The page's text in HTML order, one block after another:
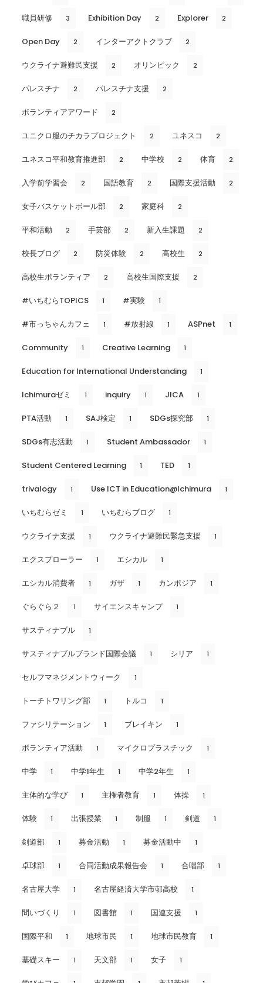
職員研修 3 Exhibition Day 2 Explorer 2
Open Day 2 インターアクトクラブ 2
ウクライナ避難民支援 2 オリンピック 2
パレスチナ 2 パレスチナ支援 2
ボランティアアワード 2
ユニクロ服のチカラプロジェクト 2 ユネスコ 2
ユネスコ平和教育推進部 2 中学校 2 体育 2
入学前学習会 2 国語教育 2 国際支援活動 2
女子バスケットボール部 2 家庭科 2
平和活動 2 手芸部 2 新入生課題 2
校長ブログ 2 防災体験 2 高校生 2
高校生ボランティア 2 高校生国際支援 2
#いちむらTOPICS 1 #実験 1
#市っちゃんカフェ 1 #放射線 1 ASPnet 1
Community 1 Creative Learning 1
Education for International Understanding 1
Ichimuraゼミ 1 inquiry 1 JICA 1
PTA活動 1 SAJ検定 1 SDGs探究部 1
SDGs有志活動 1 Student Ambassador 1
Student Centered Learning 1 TED 1
trivalogy 1 Use ICT in Education@Ichimura 1
いちむらゼミ 1 いちむらブログ 1
ウクライナ支援 1 ウクライナ避難民緊急支援 1
エクスプローラー 1 エシカル 1
エシカル消費者 1 ガザ 1 カンボジア 1
ぐらぐら２ 1 サイエンスキャンプ 1
サスティナブル 1
サスティナブルブランド国際会議 1 シリア 1
セルフマネジメントウィーク 1
トーチトワリング部 1 トルコ 1
ファシリテーション 1 ブレイキン 1
ボランティア活動 1 マイクロプラスチック 1
中学 1 中学1年生 1 中学2年生 1
主体的な学び 1 主権者教育 1 体操 1
体験 1 出張授業 1 制服 1 剣道 1
剣道部 1 募金活動 1 募金活動中 1
卓球部 1 合同活動成果報告会 1 合唱部 1
名古屋大学 1 名古屋経済大学市邨高校 1
問いづくり 1 図書館 1 国連支援 1
国際平和 1 地球市民 1 地球市民教育 1
基礎スキー 1 天文部 1 女子 1